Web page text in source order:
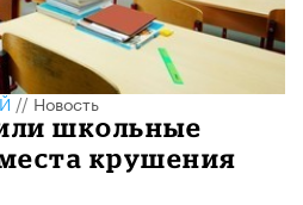
//Новость
школьные
крушения